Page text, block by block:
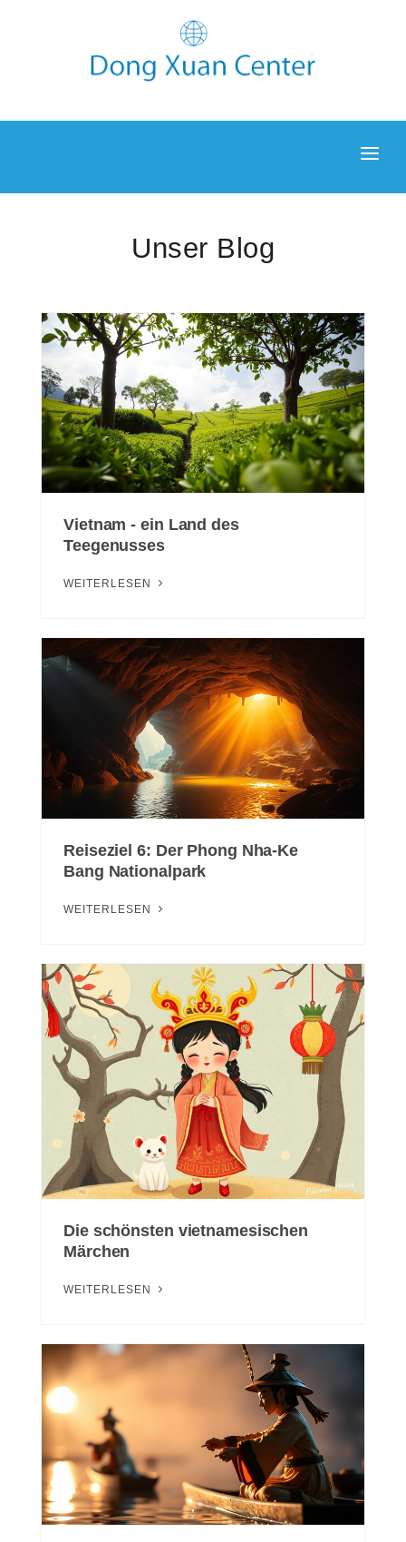
NEWS
BLOG
KONTAKT
Unser Blog
Vietnam - ein Land des
Teegenusses
WEITERLESEN
Reiseziel 6: Der Phong Nha-Ke
Bang Nationalpark
WEITERLESEN
Die schönsten vietnamesischen
Märchen
WEITERLESEN